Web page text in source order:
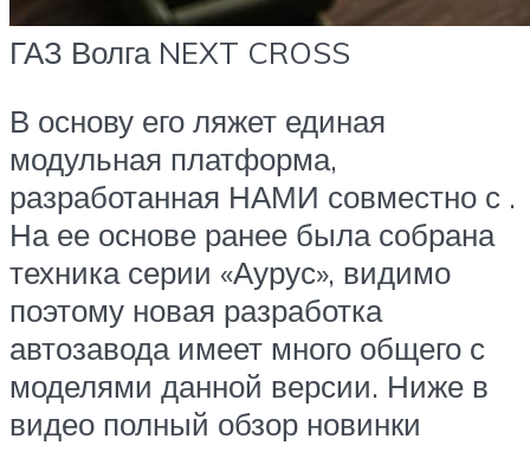
ГАЗ Волга NEXT CROSS
В основу его ляжет единая
модульная платформа,
разработанная НАМИ совместно с .
На ее основе ранее была собрана
техника серии «Аурус», видимо
поэтому новая разработка
автозавода имеет много общего с
моделями данной версии. Ниже в
видео полный обзор новинки